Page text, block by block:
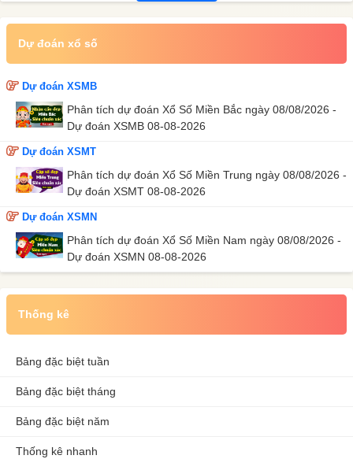
Dự đoán xổ số
Dự đoán XSMB
Phân tích dự đoán Xổ Số Miền Bắc ngày 08/08/2026 -
Dự đoán XSMB 08-08-2026
Dự đoán XSMT
Phân tích dự đoán Xổ Số Miền Trung ngày 08/08/2026 -
Dự đoán XSMT 08-08-2026
Dự đoán XSMN
Phân tích dự đoán Xổ Số Miền Nam ngày 08/08/2026 -
Dự đoán XSMN 08-08-2026
Thống kê
Bảng đặc biệt tuần
Bảng đặc biệt tháng
Bảng đặc biệt năm
Thống kê nhanh